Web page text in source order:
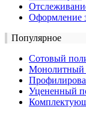
Оформление
Популярное
Сотовый
Монолитный
Уцененный